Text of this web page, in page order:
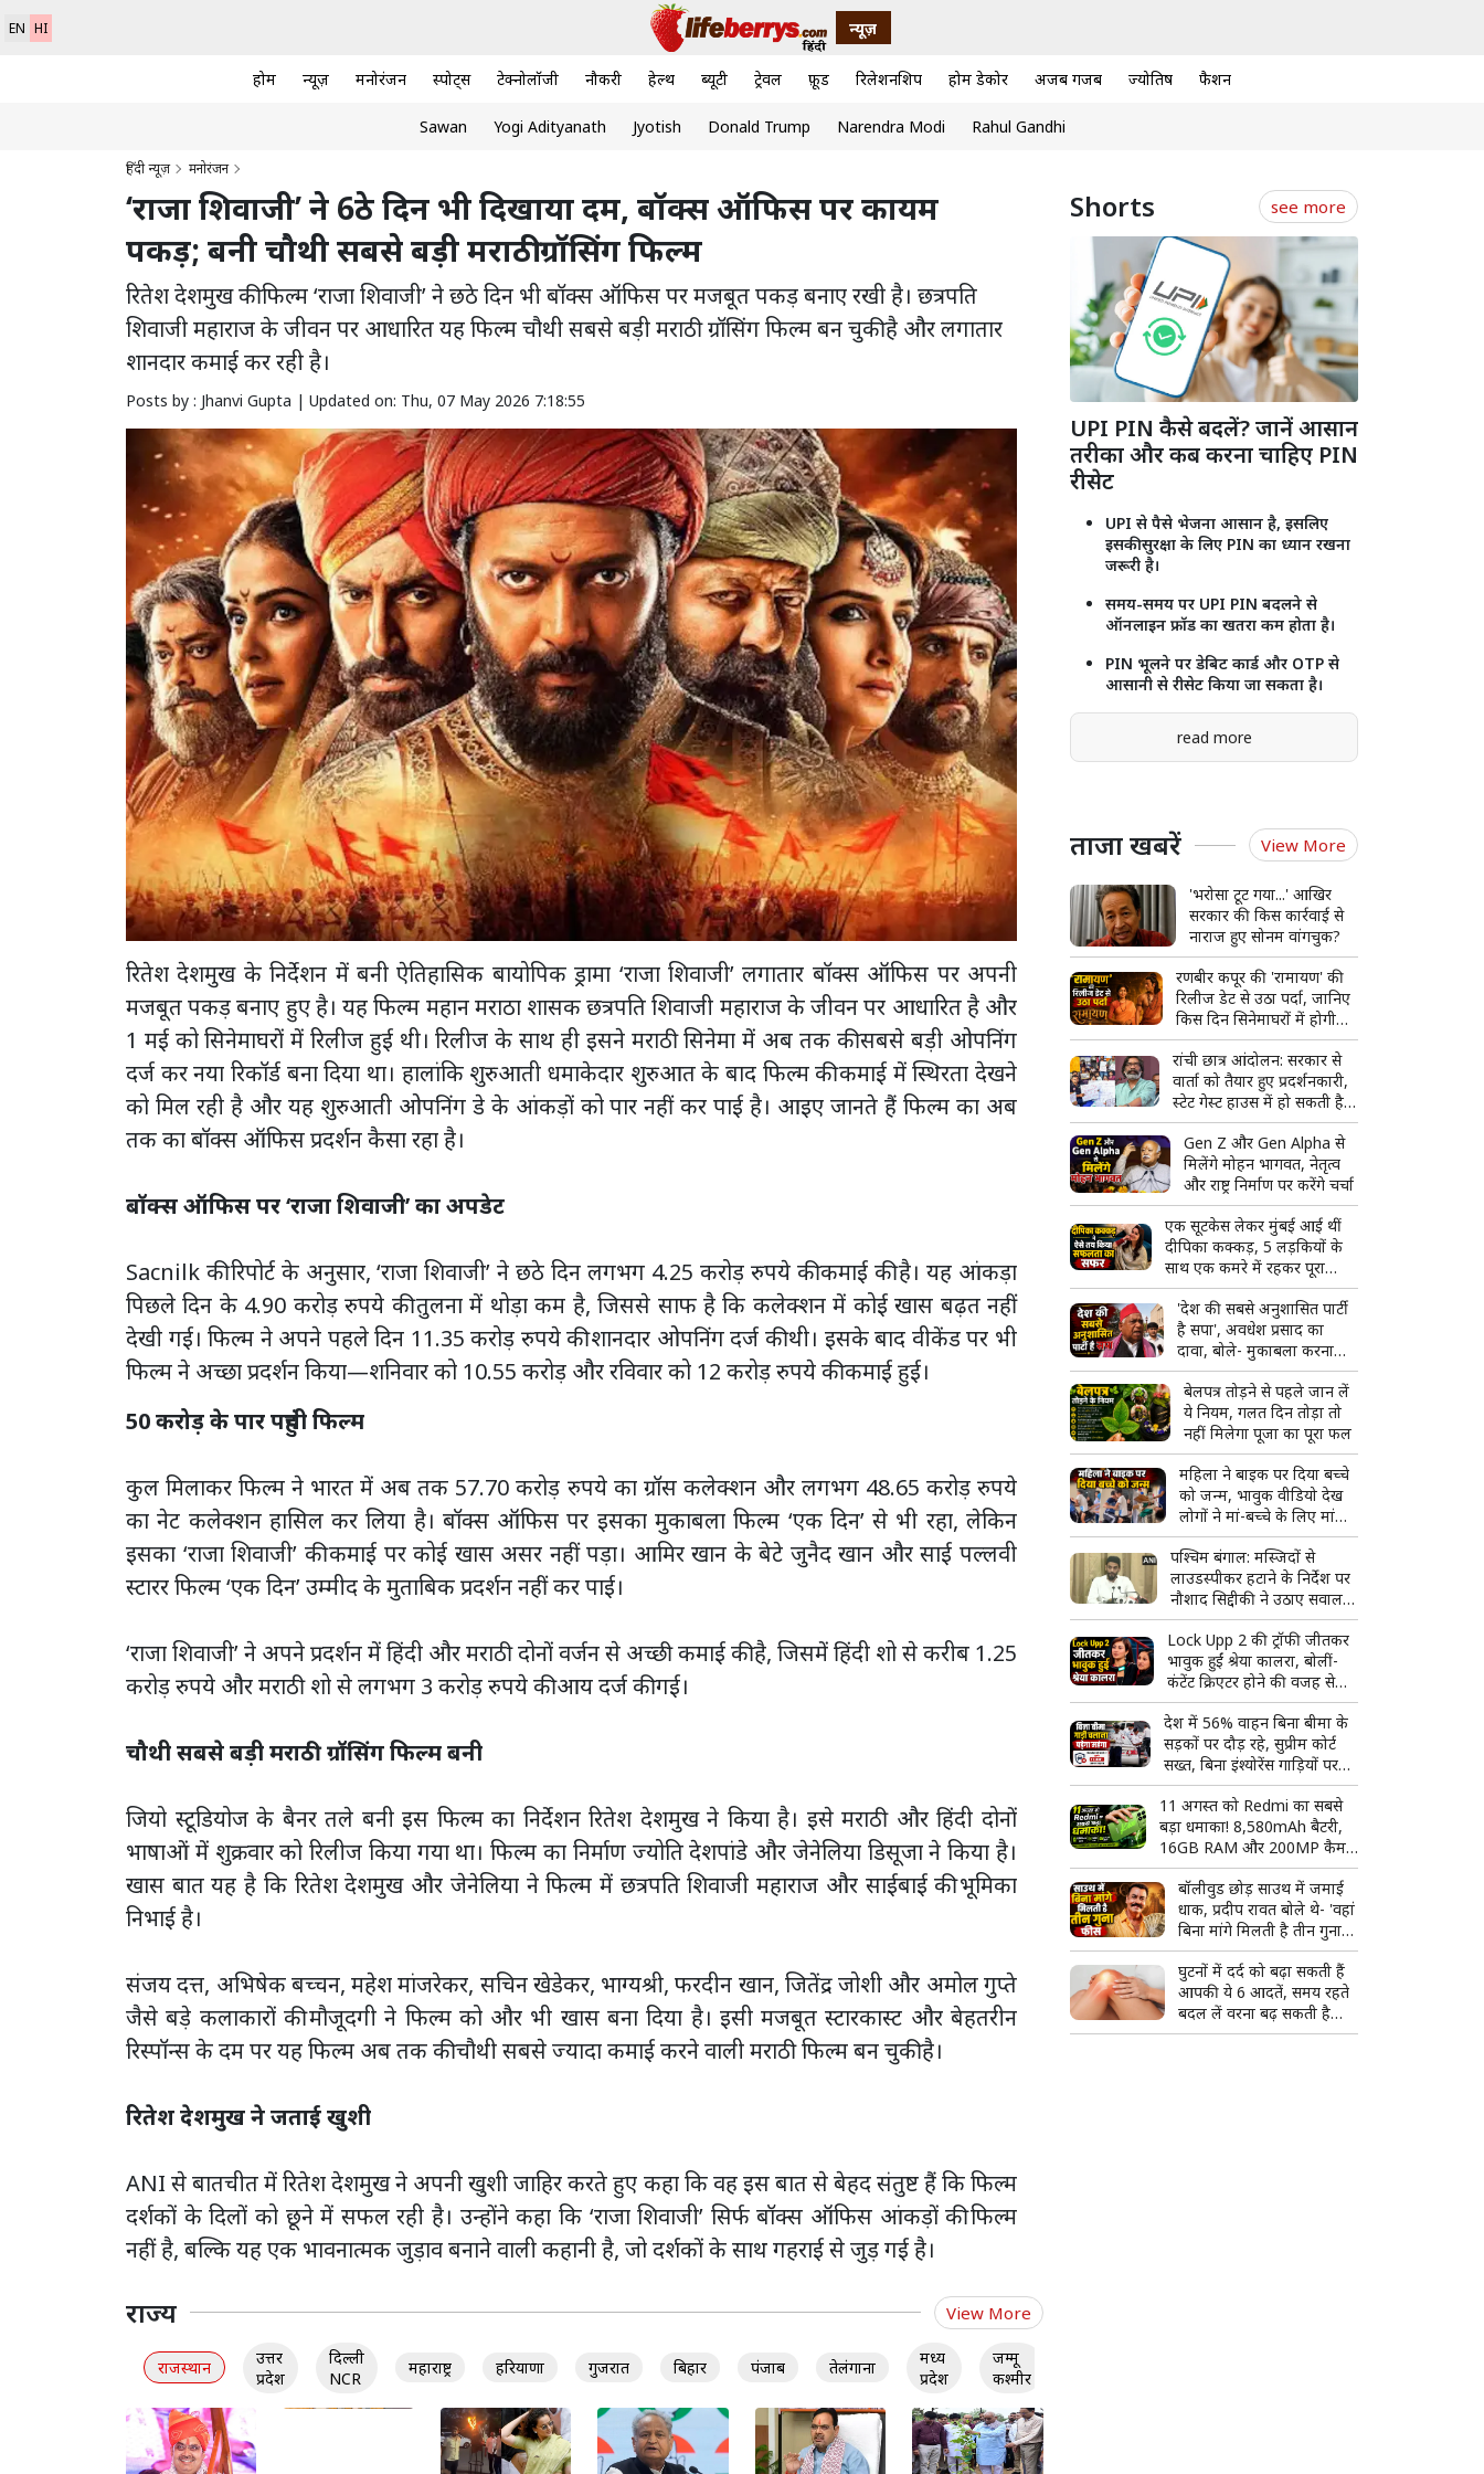
EN HI न्यूज़
होम न्यूज़ मनोरंजन स्पोर्ट्स टेक्नोलॉजी नौकरी हेल्थ ब्यूटी ट्रेवल फ़ूड रिलेशनशिप होम डेकोर अजब गजब ज्योतिष फैशन
Sawan Yogi Adityanath Jyotish Donald Trump Narendra Modi Rahul Gandhi
हिंदी न्यूज़ मनोरंजन
‘राजा शिवाजी’ ने 6ठे दिन भी दिखाया दम, बॉक्स ऑफिस पर कायम
पकड़; बनी चौथी सबसे बड़ी मराठी ग्रॉसिंग फिल्म
रितेश देशमुख की फिल्म ‘राजा शिवाजी’ ने छठे दिन भी बॉक्स ऑफिस पर मजबूत पकड़ बनाए रखी है। छत्रपति
शिवाजी महाराज के जीवन पर आधारित यह फिल्म चौथी सबसे बड़ी मराठी ग्रॉसिंग फिल्म बन चुकी है और लगातार
शानदार कमाई कर रही है।
Posts by : Jhanvi Gupta | Updated on: Thu, 07 May 2026 7:18:55
रितेश देशमुख के निर्देशन में बनी ऐतिहासिक बायोपिक ड्रामा ‘राजा शिवाजी’ लगातार बॉक्स ऑफिस पर अपनी
मजबूत पकड़ बनाए हुए है। यह फिल्म महान मराठा शासक छत्रपति शिवाजी महाराज के जीवन पर आधारित है और
1 मई को सिनेमाघरों में रिलीज हुई थी। रिलीज के साथ ही इसने मराठी सिनेमा में अब तक की सबसे बड़ी ओपनिंग
दर्ज कर नया रिकॉर्ड बना दिया था। हालांकि शुरुआती धमाकेदार शुरुआत के बाद फिल्म की कमाई में स्थिरता देखने
को मिल रही है और यह शुरुआती ओपनिंग डे के आंकड़ों को पार नहीं कर पाई है। आइए जानते हैं फिल्म का अब
तक का बॉक्स ऑफिस प्रदर्शन कैसा रहा है।
बॉक्स ऑफिस पर ‘राजा शिवाजी’ का अपडेट
Sacnilk की रिपोर्ट के अनुसार, ‘राजा शिवाजी’ ने छठे दिन लगभग 4.25 करोड़ रुपये की कमाई की है। यह आंकड़ा
पिछले दिन के 4.90 करोड़ रुपये की तुलना में थोड़ा कम है, जिससे साफ है कि कलेक्शन में कोई खास बढ़त नहीं
देखी गई। फिल्म ने अपने पहले दिन 11.35 करोड़ रुपये की शानदार ओपनिंग दर्ज की थी। इसके बाद वीकेंड पर भी
फिल्म ने अच्छा प्रदर्शन किया—शनिवार को 10.55 करोड़ और रविवार को 12 करोड़ रुपये की कमाई हुई।
50 करोड़ के पार पहुंची फिल्म
कुल मिलाकर फिल्म ने भारत में अब तक 57.70 करोड़ रुपये का ग्रॉस कलेक्शन और लगभग 48.65 करोड़ रुपये
का नेट कलेक्शन हासिल कर लिया है। बॉक्स ऑफिस पर इसका मुकाबला फिल्म ‘एक दिन’ से भी रहा, लेकिन
इसका ‘राजा शिवाजी’ की कमाई पर कोई खास असर नहीं पड़ा। आमिर खान के बेटे जुनैद खान और साई पल्लवी
स्टारर फिल्म ‘एक दिन’ उम्मीद के मुताबिक प्रदर्शन नहीं कर पाई।
‘राजा शिवाजी’ ने अपने प्रदर्शन में हिंदी और मराठी दोनों वर्जन से अच्छी कमाई की है, जिसमें हिंदी शो से करीब 1.25
करोड़ रुपये और मराठी शो से लगभग 3 करोड़ रुपये की आय दर्ज की गई।
चौथी सबसे बड़ी मराठी ग्रॉसिंग फिल्म बनी
जियो स्टूडियोज के बैनर तले बनी इस फिल्म का निर्देशन रितेश देशमुख ने किया है। इसे मराठी और हिंदी दोनों
भाषाओं में शुक्रवार को रिलीज किया गया था। फिल्म का निर्माण ज्योति देशपांडे और जेनेलिया डिसूजा ने किया है।
खास बात यह है कि रितेश देशमुख और जेनेलिया ने फिल्म में छत्रपति शिवाजी महाराज और साईबाई की भूमिका
निभाई है।
संजय दत्त, अभिषेक बच्चन, महेश मांजरेकर, सचिन खेडेकर, भाग्यश्री, फरदीन खान, जितेंद्र जोशी और अमोल गुप्ते
जैसे बड़े कलाकारों की मौजूदगी ने फिल्म को और भी खास बना दिया है। इसी मजबूत स्टारकास्ट और बेहतरीन
रिस्पॉन्स के दम पर यह फिल्म अब तक की चौथी सबसे ज्यादा कमाई करने वाली मराठी फिल्म बन चुकी है।
रितेश देशमुख ने जताई खुशी
ANI से बातचीत में रितेश देशमुख ने अपनी खुशी जाहिर करते हुए कहा कि वह इस बात से बेहद संतुष्ट हैं कि फिल्म
दर्शकों के दिलों को छूने में सफल रही है। उन्होंने कहा कि ‘राजा शिवाजी’ सिर्फ बॉक्स ऑफिस आंकड़ों की फिल्म
नहीं है, बल्कि यह एक भावनात्मक जुड़ाव बनाने वाली कहानी है, जो दर्शकों के साथ गहराई से जुड़ गई है।
राज्य View More
राजस्थान
उत्तर
प्रदेश
दिल्ली
NCR
महाराष्ट्र हरियाणा गुजरात बिहार पंजाब तेलंगाना
मध्य
प्रदेश
जम्मू
कश्मीर
Shorts see more
UPI PIN कैसे बदलें? जानें आसान
तरीका और कब करना चाहिए PIN
रीसेट
UPI से पैसे भेजना आसान है, इसलिए
इसकी सुरक्षा के लिए PIN का ध्यान रखना
जरूरी है।
समय-समय पर UPI PIN बदलने से
ऑनलाइन फ्रॉड का खतरा कम होता है।
PIN भूलने पर डेबिट कार्ड और OTP से
आसानी से रीसेट किया जा सकता है।
read more
ताजा खबरें View More
'भरोसा टूट गया...' आखिर
सरकार की किस कार्रवाई से
नाराज हुए सोनम वांगचुक?
रणबीर कपूर की 'रामायण' की
रिलीज डेट से उठा पर्दा, जानिए
किस दिन सिनेमाघरों में होगी
भव्य एंट्री
रांची छात्र आंदोलन: सरकार से
वार्ता को तैयार हुए प्रदर्शनकारी,
स्टेट गेस्ट हाउस में हो सकती है
अहम बैठक
Gen Z और Gen Alpha से
मिलेंगे मोहन भागवत, नेतृत्व
और राष्ट्र निर्माण पर करेंगे चर्चा
एक सूटकेस लेकर मुंबई आई थीं
दीपिका कक्कड़, 5 लड़कियों के
साथ एक कमरे में रहकर पूरा
किया एक्ट्रेस बनने का सपना
'देश की सबसे अनुशासित पार्टी
है सपा', अवधेश प्रसाद का
दावा, बोले- मुकाबला करना
आसान नहीं
बेलपत्र तोड़ने से पहले जान लें
ये नियम, गलत दिन तोड़ा तो
नहीं मिलेगा पूजा का पूरा फल
महिला ने बाइक पर दिया बच्चे
को जन्म, भावुक वीडियो देख
लोगों ने मां-बच्चे के लिए मांगी
दुआ
पश्चिम बंगाल: मस्जिदों से
लाउडस्पीकर हटाने के निर्देश पर
नौशाद सिद्दीकी ने उठाए सवाल,
बोले- लिखित में दें
Lock Upp 2 की ट्रॉफी जीतकर
भावुक हुईं श्रेया कालरा, बोलीं-
कंटेंट क्रिएटर होने की वजह से
मुझे कम समझा गया
देश में 56% वाहन बिना बीमा के
सड़कों पर दौड़ रहे, सुप्रीम कोर्ट
सख्त, बिना इंश्योरेंस गाड़ियों पर
कार्रवाई तेज करने के निर्देश
11 अगस्त को Redmi का सबसे
बड़ा धमाका! 8,580mAh बैटरी,
16GB RAM और 200MP कैमरे
वाला फ्लैगशिप फोन होगा लॉन्च
बॉलीवुड छोड़ साउथ में जमाई
धाक, प्रदीप रावत बोले थे- 'वहां
बिना मांगे मिलती है तीन गुना
फीस'
घुटनों में दर्द को बढ़ा सकती हैं
आपकी ये 6 आदतें, समय रहते
बदल लें वरना बढ़ सकती है
परेशानी